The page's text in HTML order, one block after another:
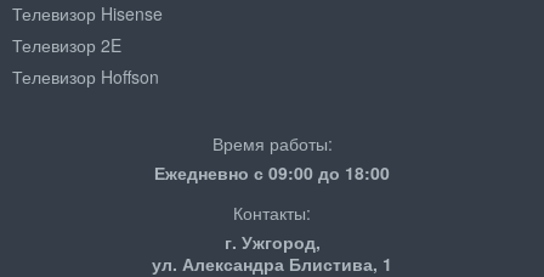
Телевизор Hisense
Телевизор 2E
Телевизор Hoffson
Время работы:
Ежедневно с 09:00 до 18:00
Контакты:
г. Ужгород,
ул. Александра Блистива, 1